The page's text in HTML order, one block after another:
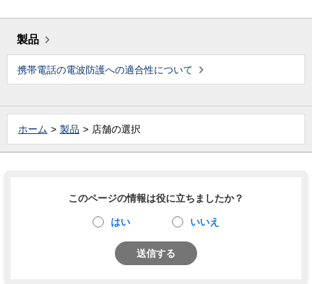
製品
携帯電話の電波防護への適合性について
ホーム 製品 店舗の選択
このページの情報は役に立ちましたか？
はい いいえ
送信する